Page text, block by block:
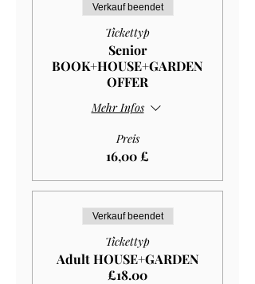
Verkauf beendet
Tickettyp
Senior
BOOK+HOUSE+GARDEN
OFFER
Mehr Infos
Preis
16,00 £
Verkauf beendet
Tickettyp
Adult HOUSE+GARDEN
£18.00